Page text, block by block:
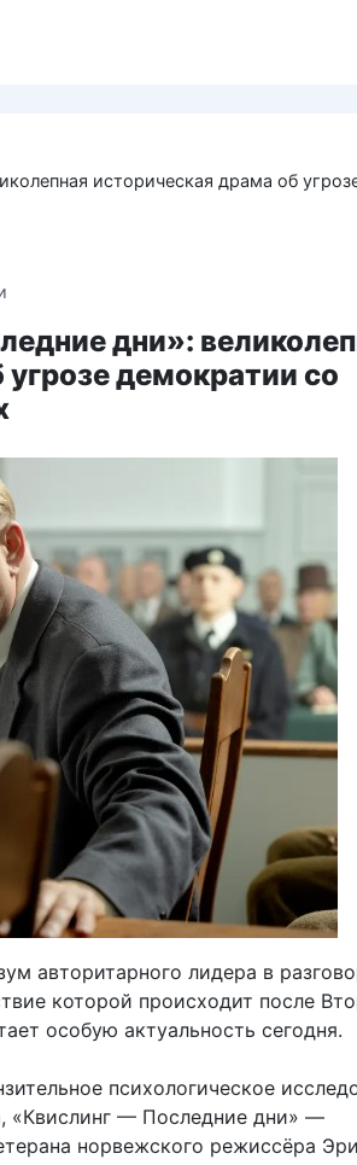
историческая драма об
дни»:
демократии со
авторитарного лидера в
которой происходит после
особую актуальность сегодня.
психологическое
«Квислинг — Последние дни» —
норвежского режиссёра